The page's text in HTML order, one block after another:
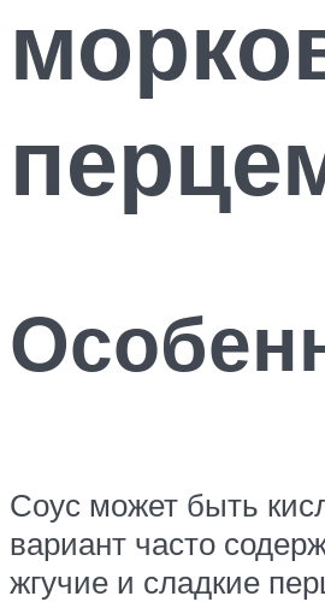
Соус может быть
вариант часто
жгучие и сладкие